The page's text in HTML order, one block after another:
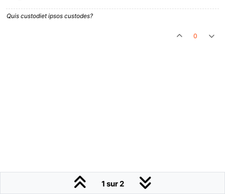
Quis custodiet ipsos custodes?
0
1 sur 2